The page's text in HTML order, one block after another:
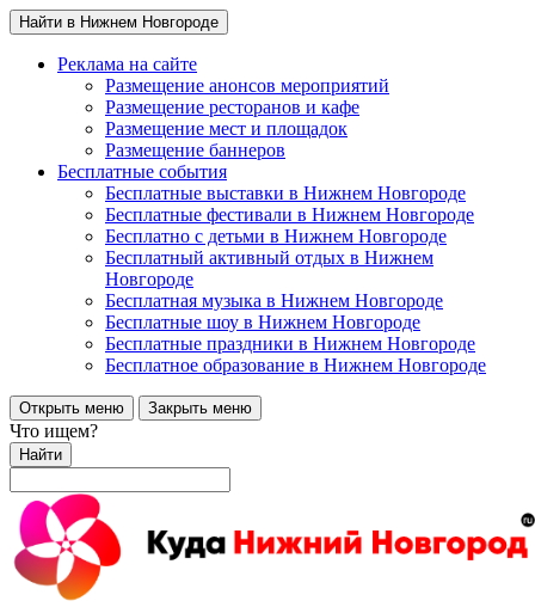
Найти в Нижнем Новгороде
Реклама на сайте
Размещение анонсов мероприятий
Размещение ресторанов и кафе
Размещение мест и площадок
Размещение баннеров
Бесплатные события
Бесплатные выставки в Нижнем Новгороде
Бесплатные фестивали в Нижнем Новгороде
Бесплатно с детьми в Нижнем Новгороде
Бесплатный активный отдых в Нижнем
Новгороде
Бесплатная музыка в Нижнем Новгороде
Бесплатные шоу в Нижнем Новгороде
Бесплатные праздники в Нижнем Новгороде
Бесплатное образование в Нижнем Новгороде
Открыть меню Закрыть меню
Что ищем?
Найти